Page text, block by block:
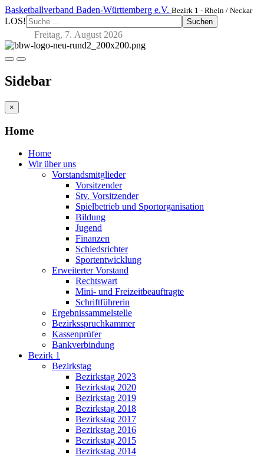
Basketballverband Baden-Württemberg e.V. Bezirk 1 - Rhein / Neckar
LOS! Suchen
Freitag, 7. August 2026
Sidebar
×
Home
Home
Wir über uns
Vorstandsmitglieder
Vorsitzender
Stv. Vorsitzender
Spielbetrieb und Sportorganisation
Bildung
Jugend
Finanzen
Schiedsrichter
Sportentwicklung
Erweiterter Vorstand
Rechtswart
Mini- und Freizeitbeauftragte
Schriftführerin
Ergebnissammelstelle
Bezirksspruchkammer
Kassenprüfer
Bankverbindung
Bezirk 1
Bezirkstag
Bezirkstag 2023
Bezirkstag 2020
Bezirkstag 2019
Bezirkstag 2018
Bezirkstag 2017
Bezirkstag 2016
Bezirkstag 2015
Bezirkstag 2014